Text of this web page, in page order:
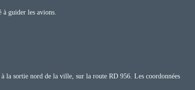
à guider les avions.
la sortie nord de la ville, sur la route RD 956. Les coordonnées